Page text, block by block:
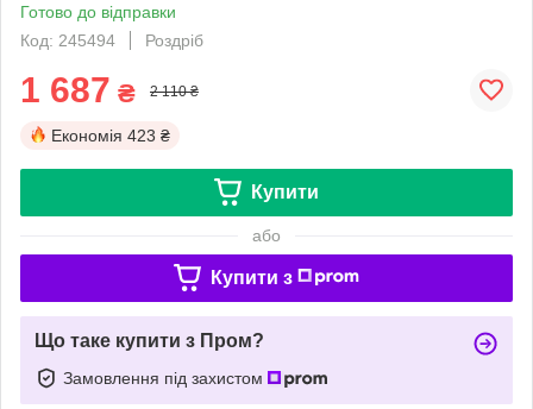
Готово до відправки
Код: 245494
Роздріб
1 687 ₴ 2 110 ₴
Економія 423 ₴
Купити
або
Купити з
Що таке купити з Пром?
Замовлення під захистом